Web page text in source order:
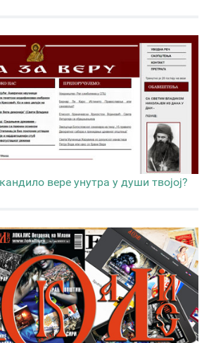
вере унутра у души твојој?